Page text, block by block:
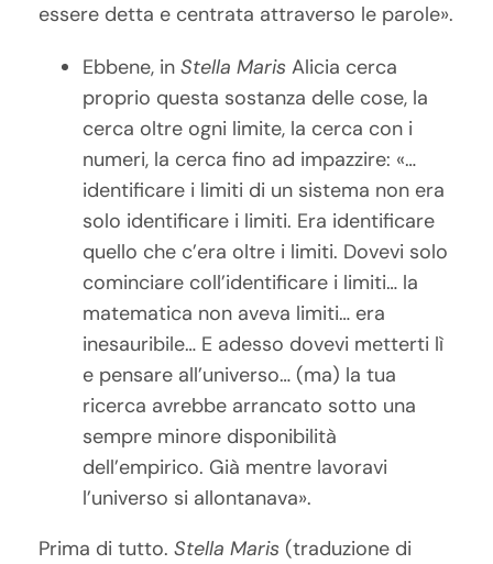
essere detta e centrata attraverso le parole».
Ebbene, inStella Maris Alicia cerca
proprio questa sostanza delle cose, la
cerca oltre ogni limite, la cerca con i
numeri, la cerca fino ad impazzire: «…
identificare i limiti di un sistema non era
solo identificare i limiti. Era identificare
quello che c’era oltre i limiti. Dovevi solo
cominciare coll’identificare i limiti… la
matematica non aveva limiti… era
inesauribile… E adesso dovevi metterti lì
e pensare all’universo… (ma) la tua
ricerca avrebbe arrancato sotto una
sempre minore disponibilità
dell’empirico. Già mentre lavoravi
l’universo si allontanava».
Prima di tutto.Stella Maris (traduzione di